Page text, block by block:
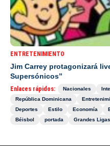
ENTRETENIMIENTO
Jim Carrey protagonizará
Supersónicos”
Enlaces rápidos: Nacionales
República Dominicana
Deportes
Estilo Economía
Béisbol
portada Grandes Ligas